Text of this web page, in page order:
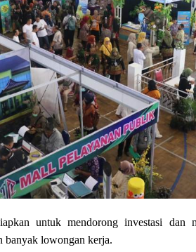
untuk mendorong investasi dan
banyak lowongan kerja.